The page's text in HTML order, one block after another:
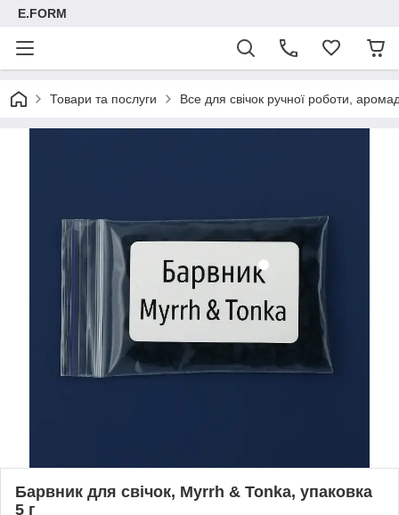
E.FORM
Товари та послуги Все для свічок ручної роботи,
Барвник для свічок, Myrrh & Tonka, упаковка
5 г